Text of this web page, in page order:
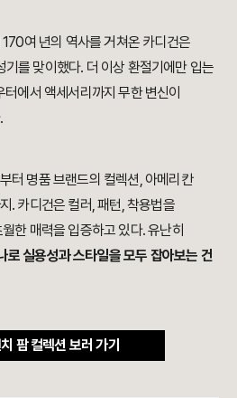
여 년의 역사를 거쳐온 카디건은
를 맞이했다. 더 이상 환절기에만 입는
에서 액세서리까지 무한 변신이
터 명품 브랜드의 컬렉션, 아메리칸
. 카디건은 컬러, 패턴, 착용법을
한 매력을 입증하고 있다. 유난히
로 실용성과 스타일을 모두 잡아보는 건
팜 컬렉션 보러 가기